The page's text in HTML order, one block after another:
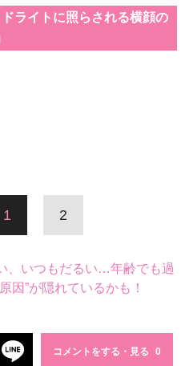
ライトに照らされる横顔の
1 2
、いつもだるい…年齢でも過
因”が隠れているかも！
コメントをする・見る